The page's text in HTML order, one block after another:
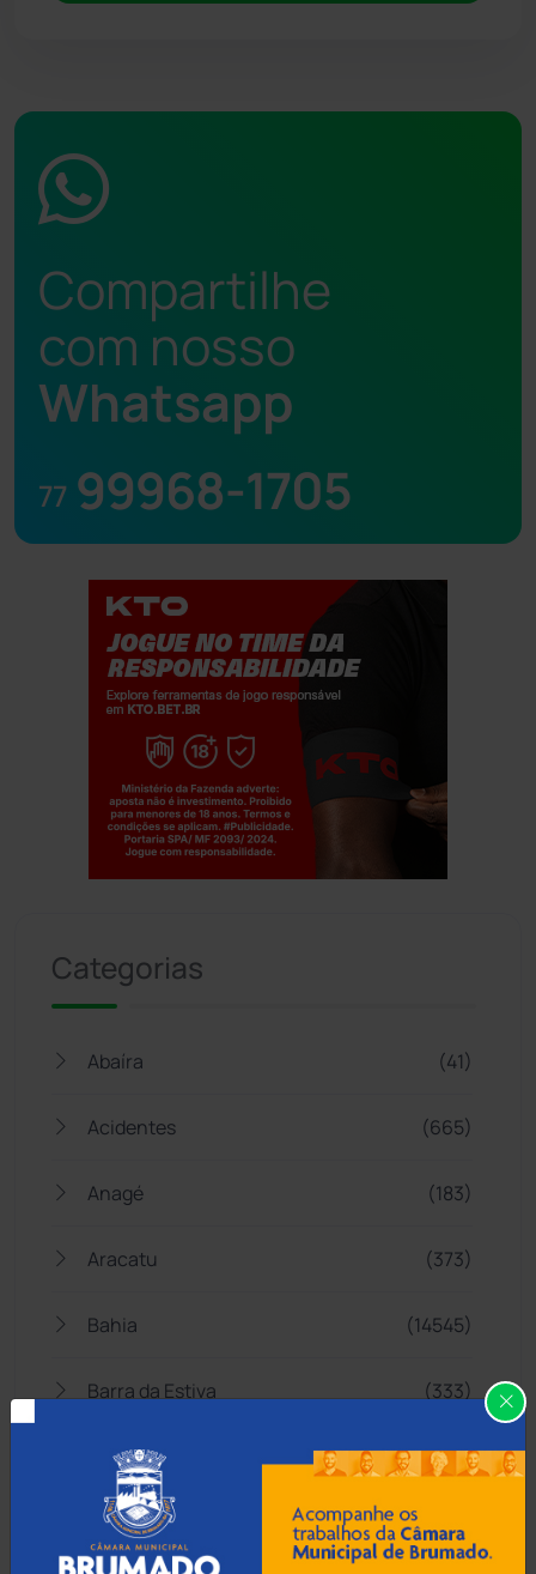
Compartilhe
com nosso
Whatsapp
77 99968-1705
Categorias
Abaíra (41)
Acidentes (665)
Anagé (183)
Aracatu (373)
Bahia (14545)
Barra da Estiva (333)
Barra do Choça (65)
Belo Campo